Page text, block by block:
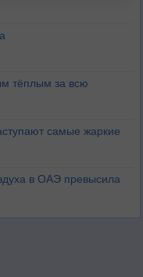
тёплым за всю
самые жаркие
в ОАЭ превысила